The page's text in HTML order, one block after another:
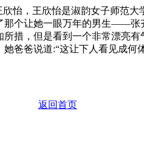
，王欣怡是淑韵女子师范
个让她一眼万年的男生——张
措，但是看到一个非常漂亮
爸说道:“这让下人看见成何
返回首页